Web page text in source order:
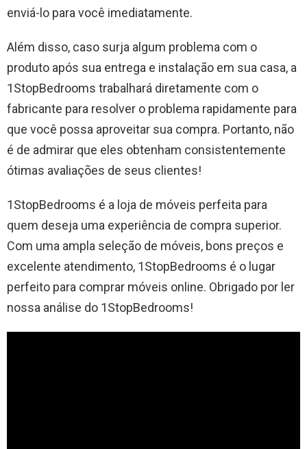
enviá-lo para você imediatamente.
Além disso, caso surja algum problema com o
produto após sua entrega e instalação em sua casa, a
1StopBedrooms trabalhará diretamente com o
fabricante para resolver o problema rapidamente para
que você possa aproveitar sua compra. Portanto, não
é de admirar que eles obtenham consistentemente
ótimas avaliações de seus clientes!
1StopBedrooms é a loja de móveis perfeita para
quem deseja uma experiência de compra superior.
Com uma ampla seleção de móveis, bons preços e
excelente atendimento, 1StopBedrooms é o lugar
perfeito para comprar móveis online. Obrigado por ler
nossa análise do 1StopBedrooms!